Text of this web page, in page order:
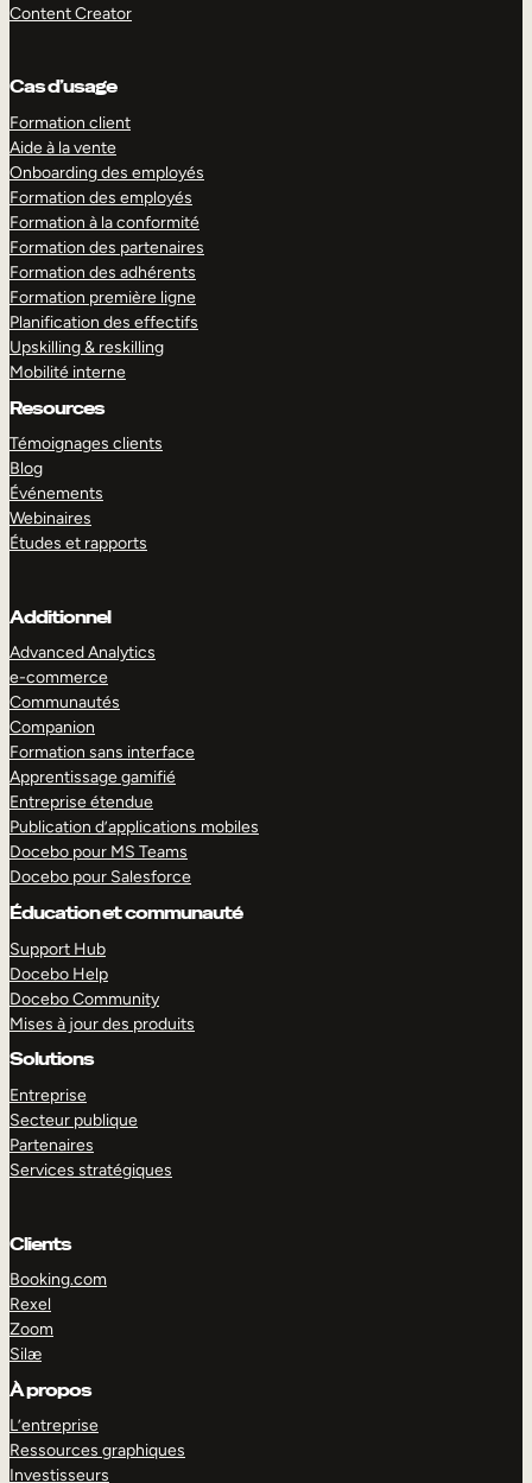
Content Creator
Cas d’usage
Formation client
Aide à la vente
Onboarding des employés
Formation des employés
Formation à la conformité
Formation des partenaires
Formation des adhérents
Formation première ligne
Planification des effectifs
Upskilling & reskilling
Mobilité interne
Resources
Témoignages clients
Blog
Événements
Webinaires
Études et rapports
Additionnel
Advanced Analytics
e-commerce
Communautés
Companion
Formation sans interface
Apprentissage gamifié
Entreprise étendue
Publication d’applications mobiles
Docebo pour MS Teams
Docebo pour Salesforce
Éducation et communauté
Support Hub
Docebo Help
Docebo Community
Mises à jour des produits
Solutions
Entreprise
Secteur publique
Partenaires
Services stratégiques
Clients
Booking.com
Rexel
Zoom
Silæ
À propos
L’entreprise
Ressources graphiques
Investisseurs